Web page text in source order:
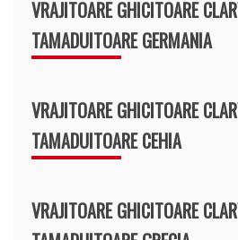
VRAJITOARE GHICITOARE
TAMADUITOARE GERMANIA
VRAJITOARE GHICITOARE
TAMADUITOARE CEHIA
VRAJITOARE GHICITOARE